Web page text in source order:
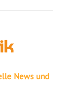
News und